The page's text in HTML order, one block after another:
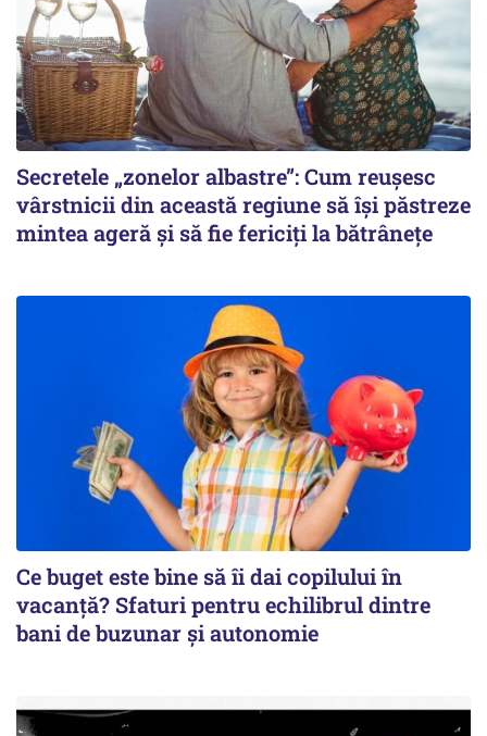
Secretele „zonelor albastre”: Cum reușesc
vârstnicii din această regiune să își păstreze
mintea ageră și să fie fericiți la bătrânețe
Ce buget este bine să îi dai copilului în
vacanță? Sfaturi pentru echilibrul dintre
bani de buzunar și autonomie